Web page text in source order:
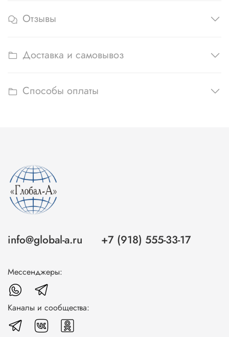
Отзывы
Доставка и самовывоз
Способы оплаты
info@global-a.ru +7 (918) 555-33-17
Мессенджеры:
Каналы и сообщества: